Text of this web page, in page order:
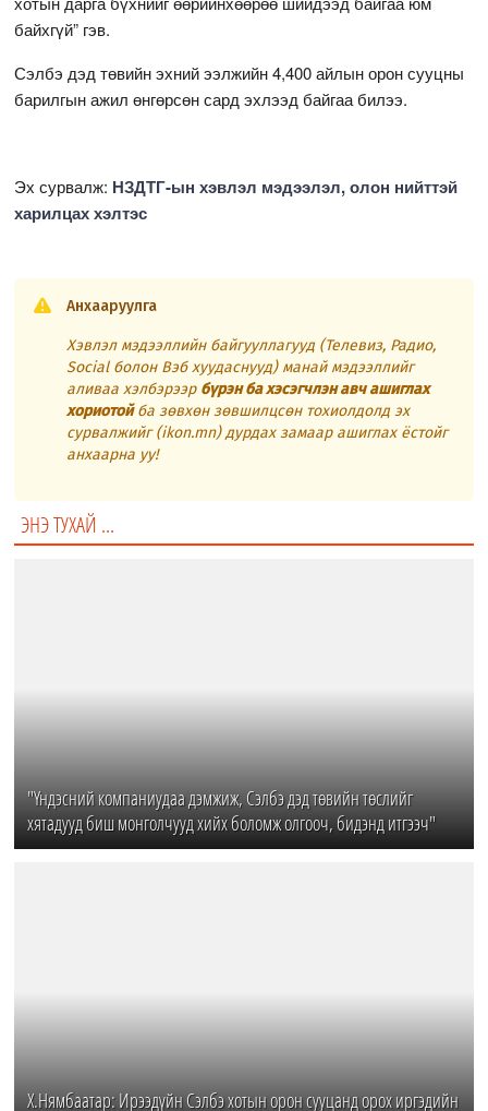
байхгүй” гэв.
Сэлбэ дэд төвийн эхний ээлжийн 4,400 айлын орон сууцны
барилгын ажил өнгөрсөн сард эхлээд байгаа билээ.
Эх сурвалж: НЗДТГ-ын хэвлэл мэдээлэл, олон нийттэй
харилцах хэлтэс
Анхааруулга
Хэвлэл мэдээллийн байгууллагууд (Телевиз, Радио,
Social болон Вэб хуудаснууд) манай мэдээллийг
аливаа хэлбэрээр бүрэн ба хэсэгчлэн авч ашиглах
хориотойба зөвхөн зөвшилцсөн тохиолдолд эх
сурвалжийг (ikon.mn) дурдах замаар ашиглах ёстойг
анхаарна уу!
ЭНЭ ТУХАЙ ...
"Үндэсний компаниудаа дэмжиж, Сэлбэ дэд төвийн төслийг
хятадууд биш монголчууд хийх боломж олгооч, бидэнд итгээч"
Х.Нямбаатар: Ирээдүйн Сэлбэ хотын орон сууцанд орох иргэдийн